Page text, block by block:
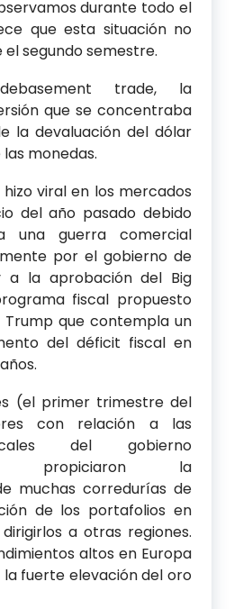
durante todo el
que esta situación no
segundo semestre.
trade, la
que se concentraba
la devaluación del dólar
monedas.
viral en los mercados
del año pasado debido
una guerra comercial
por el gobierno de
a la aprobación del Big
fiscal propuesto
que contempla un
del déficit fiscal en
(el primer trimestre del
con relación a las
del gobierno
propiciaron la
muchas corredurías de
de los portafolios en
a otras regiones.
altos en Europa
la fuerte elevación del oro